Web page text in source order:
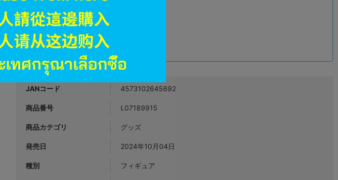
オンライン
13,900
JANコード 4573102645692
商品番号 L07189915
商品カテゴリ グッズ
発売日 2024年10月04日
種別 フィギュア